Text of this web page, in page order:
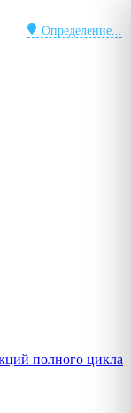
Определение...
полного цикла